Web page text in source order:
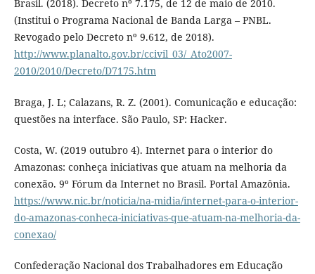
Brasil. (2018). Decreto nº 7.175, de 12 de maio de 2010.
(Institui o Programa Nacional de Banda Larga – PNBL.
Revogado pelo Decreto nº 9.612, de 2018).
http://www.planalto.gov.br/ccivil_03/_Ato2007-
2010/2010/Decreto/D7175.htm
Braga, J. L; Calazans, R. Z. (2001). Comunicação e educação:
questões na interface. São Paulo, SP: Hacker.
Costa, W. (2019 outubro 4). Internet para o interior do
Amazonas: conheça iniciativas que atuam na melhoria da
conexão. 9º Fórum da Internet no Brasil. Portal Amazônia.
https://www.nic.br/noticia/na-midia/internet-para-o-interior-
do-amazonas-conheca-iniciativas-que-atuam-na-melhoria-da-
conexao/
Confederação Nacional dos Trabalhadores em Educação